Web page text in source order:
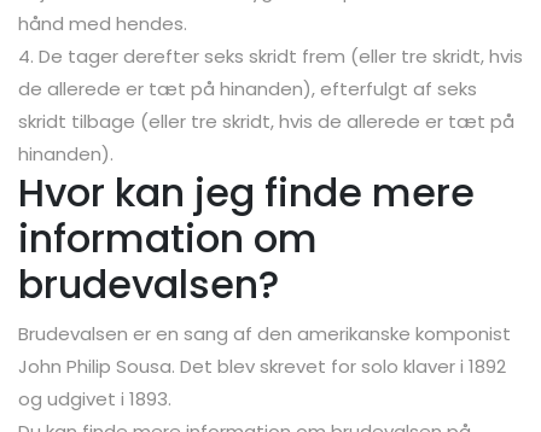
hånd med hendes.
4. De tager derefter seks skridt frem (eller tre skridt, hvis
de allerede er tæt på hinanden), efterfulgt af seks
skridt tilbage (eller tre skridt, hvis de allerede er tæt på
hinanden).
Hvor kan jeg finde mere
information om
brudevalsen?
Brudevalsen er en sang af den amerikanske komponist
John Philip Sousa. Det blev skrevet for solo klaver i 1892
og udgivet i 1893.